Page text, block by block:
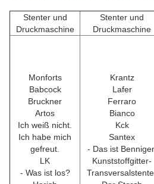
Stenter und
Druckmaschine
Stenter und
Druckmaschine
Monforts
Babcock
Bruckner
Artos
Ich weiß nicht.
Ich habe mich
gefreut.
LK
- Was ist los?
Krantz
Lafer
Ferraro
Bianco
Kck
Santex
- Das ist
Kunststoffgitter-